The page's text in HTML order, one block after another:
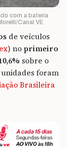
com a bateria
Canal VE
de veículos
) no primeiro
sobre o
unidades foram
Brasileira